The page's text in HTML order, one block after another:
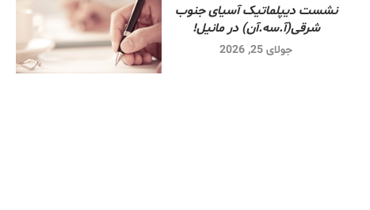
نشست دیپلماتیک آسیای جنوب
شرقی‌(آ.سه.آن) در مانیل!
جولای 25, 2026